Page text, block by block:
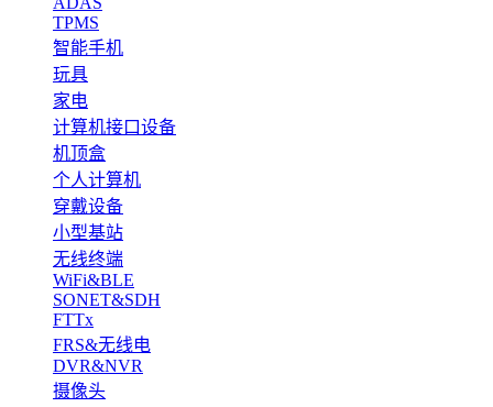
TPMS
智能手机
玩具
家电
计算机接口设备
机顶盒
个人计算机
穿戴设备
小型基站
无线终端
WiFi&BLE
SONET&SDH
FTTx
FRS&无线电
DVR&NVR
摄像头